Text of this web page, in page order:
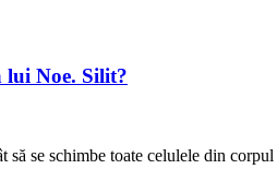
lui Noe. Silit?
să se schimbe toate celulele din